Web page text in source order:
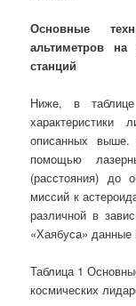
Основные
альтиметров на
станций
Ниже, в
характеристики
описанных выше.
помощью
(расстояния) до
миссий к
различной в
«Хаябуса» данные
Таблица 1
космических